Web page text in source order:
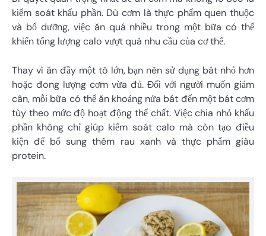
kiểm soát khẩu phần. Dù cơm là thực phẩm quen thuộc
và bổ dưỡng, việc ăn quá nhiều trong một bữa có thể
khiến tổng lượng calo vượt quá nhu cầu của cơ thể.
Thay vì ăn đầy một tô lớn, bạn nên sử dụng bát nhỏ hơn
hoặc đong lượng cơm vừa đủ. Đối với người muốn giảm
cân, mỗi bữa có thể ăn khoảng nửa bát đến một bát cơm
tùy theo mức độ hoạt động thể chất. Việc chia nhỏ khẩu
phần không chỉ giúp kiểm soát calo mà còn tạo điều
kiện để bổ sung thêm rau xanh và thực phẩm giàu
protein.